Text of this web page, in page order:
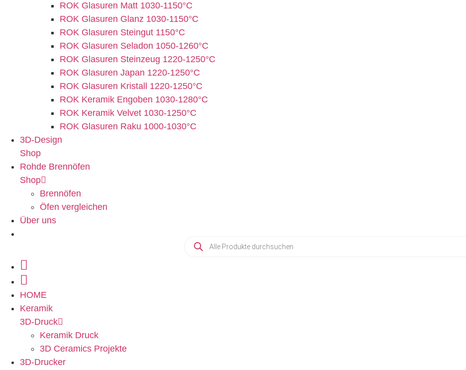
ROK Glasuren Matt 1030-1150°C
ROK Glasuren Glanz 1030-1150°C
ROK Glasuren Steingut 1150°C
ROK Glasuren Seladon 1050-1260°C
ROK Glasuren Steinzeug 1220-1250°C
ROK Glasuren Japan 1220-1250°C
ROK Glasuren Kristall 1220-1250°C
ROK Keramik Engoben 1030-1280°C
ROK Keramik Velvet 1030-1250°C
ROK Glasuren Raku 1000-1030°C
3D-Design
Shop
Rohde Brennöfen
Shop
Brennöfen
Öfen vergleichen
Über uns
Products
search
HOME
Keramik
3D-Druck
Keramik Druck
3D Ceramics Projekte
3D-Drucker